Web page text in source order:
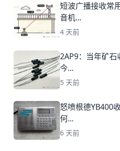
短波广播接收常
音机...
4 天前
2AP9：当年矿
今...
5 天前
怒喷根德YB400
何...
6 天前